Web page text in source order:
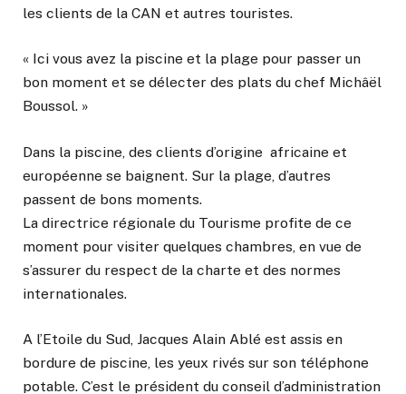
les clients de la CAN et autres touristes.
« Ici vous avez la piscine et la plage pour passer un
bon moment et se délecter des plats du chef Michâël
Boussol. »
Dans la piscine, des clients d’origine africaine et
européenne se baignent. Sur la plage, d’autres
passent de bons moments.
La directrice régionale du Tourisme profite de ce
moment pour visiter quelques chambres, en vue de
s’assurer du respect de la charte et des normes
internationales.
A l’Etoile du Sud, Jacques Alain Ablé est assis en
bordure de piscine, les yeux rivés sur son téléphone
potable. C’est le président du conseil d’administration